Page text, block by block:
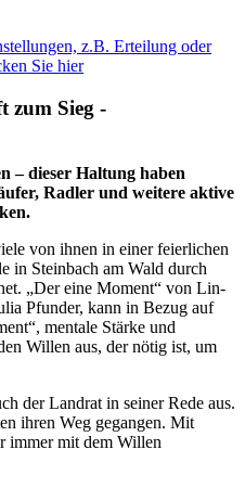
z.B. Erteilung oder
Sie hier
zum Sieg -
– dieser Haltung haben
Radler und weitere aktive
von ihnen in einer feierlichen
in Steinbach am Wald durch
„Der eine Moment“ von Lin-
Pfunder, kann in Bezug auf
mentale Stärke und
Willen aus, der nötig ist, um
der Landrat in seiner Rede aus.
ihren Weg gegangen. Mit
immer mit dem Willen